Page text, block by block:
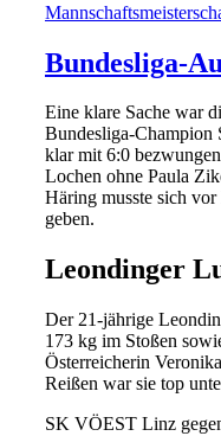
Bundesliga-
Eine klare Sache war
Bundesliga-
klar mit 6:0
Lochen ohne Paula
Häring musste sich
geben.
Leondinger
Der 21-jährige
173 kg im Stoßen
Österreicherin
Reißen war sie top
SK VÖEST Linz